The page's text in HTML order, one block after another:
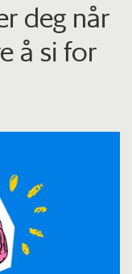
deg når
å si for